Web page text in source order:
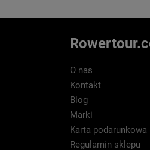
O nas
Kontakt
Blog
Marki
Karta podarunkowa
Regulamin sklepu